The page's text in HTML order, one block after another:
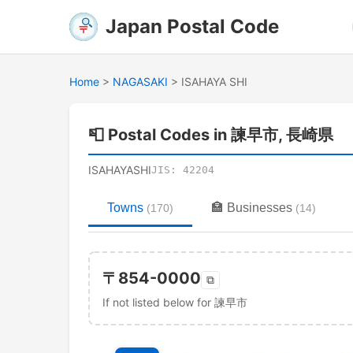
Japan Postal Code
Home > NAGASAKI > ISAHAYA SHI
📮 Postal Codes in 諫早市, 長崎県
ISAHAYASHIJIS: 42204
Towns (170) 🏣 Businesses (14)
〒 854-0000 ⧉
If not listed below for 諫早市